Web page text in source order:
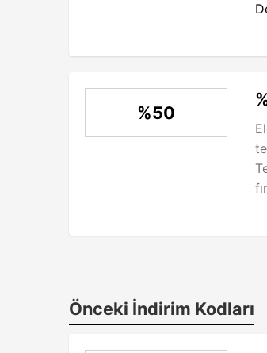
%50
Önceki İndirim Kodları